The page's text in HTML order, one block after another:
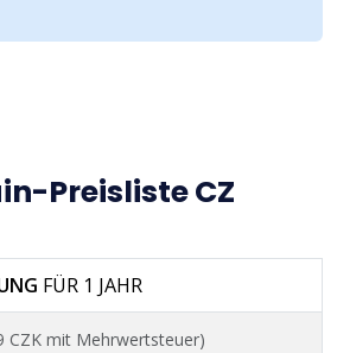
Preisliste CZ
FÜR 1 JAHR
CZK mit Mehrwertsteuer)